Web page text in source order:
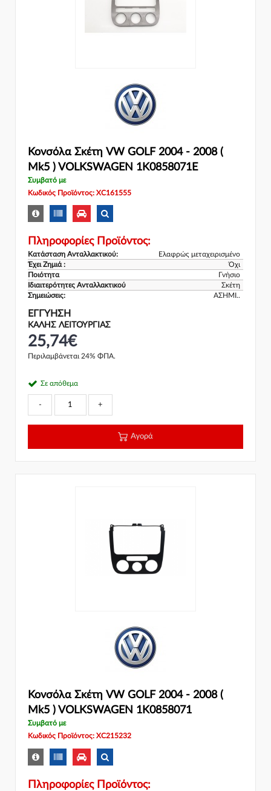
Κονσόλα Σκέτη VW GOLF 2004 - 2008 (
Mk5 ) VOLKSWAGEN 1K0858071E
Συμβατό με
Κωδικός Προϊόντος: XC161555
Πληροφορίες Προϊόντος:
Κατάσταση Ανταλλακτικού:
Ελαφρώς μεταχειρισμένο
Έχει Ζημιά :
Όχι
Ποιότητα
Γνήσιο
Ιδιαιτερότητες Ανταλλακτικού
Σκέτη
Σημειώσεις:
ΑΣΗΜΙ..
ΕΓΓΎΗΣΗ
ΚΑΛΗΣ ΛΕΙΤΟΥΡΓΙΑΣ
25,74€
Περιλαμβάνεται 24% ΦΠΑ.
Σε απόθεμα
- +
Αγορά
Κονσόλα Σκέτη VW GOLF 2004 - 2008 (
Mk5 ) VOLKSWAGEN 1K0858071
Συμβατό με
Κωδικός Προϊόντος: XC215232
Πληροφορίες Προϊόντος: